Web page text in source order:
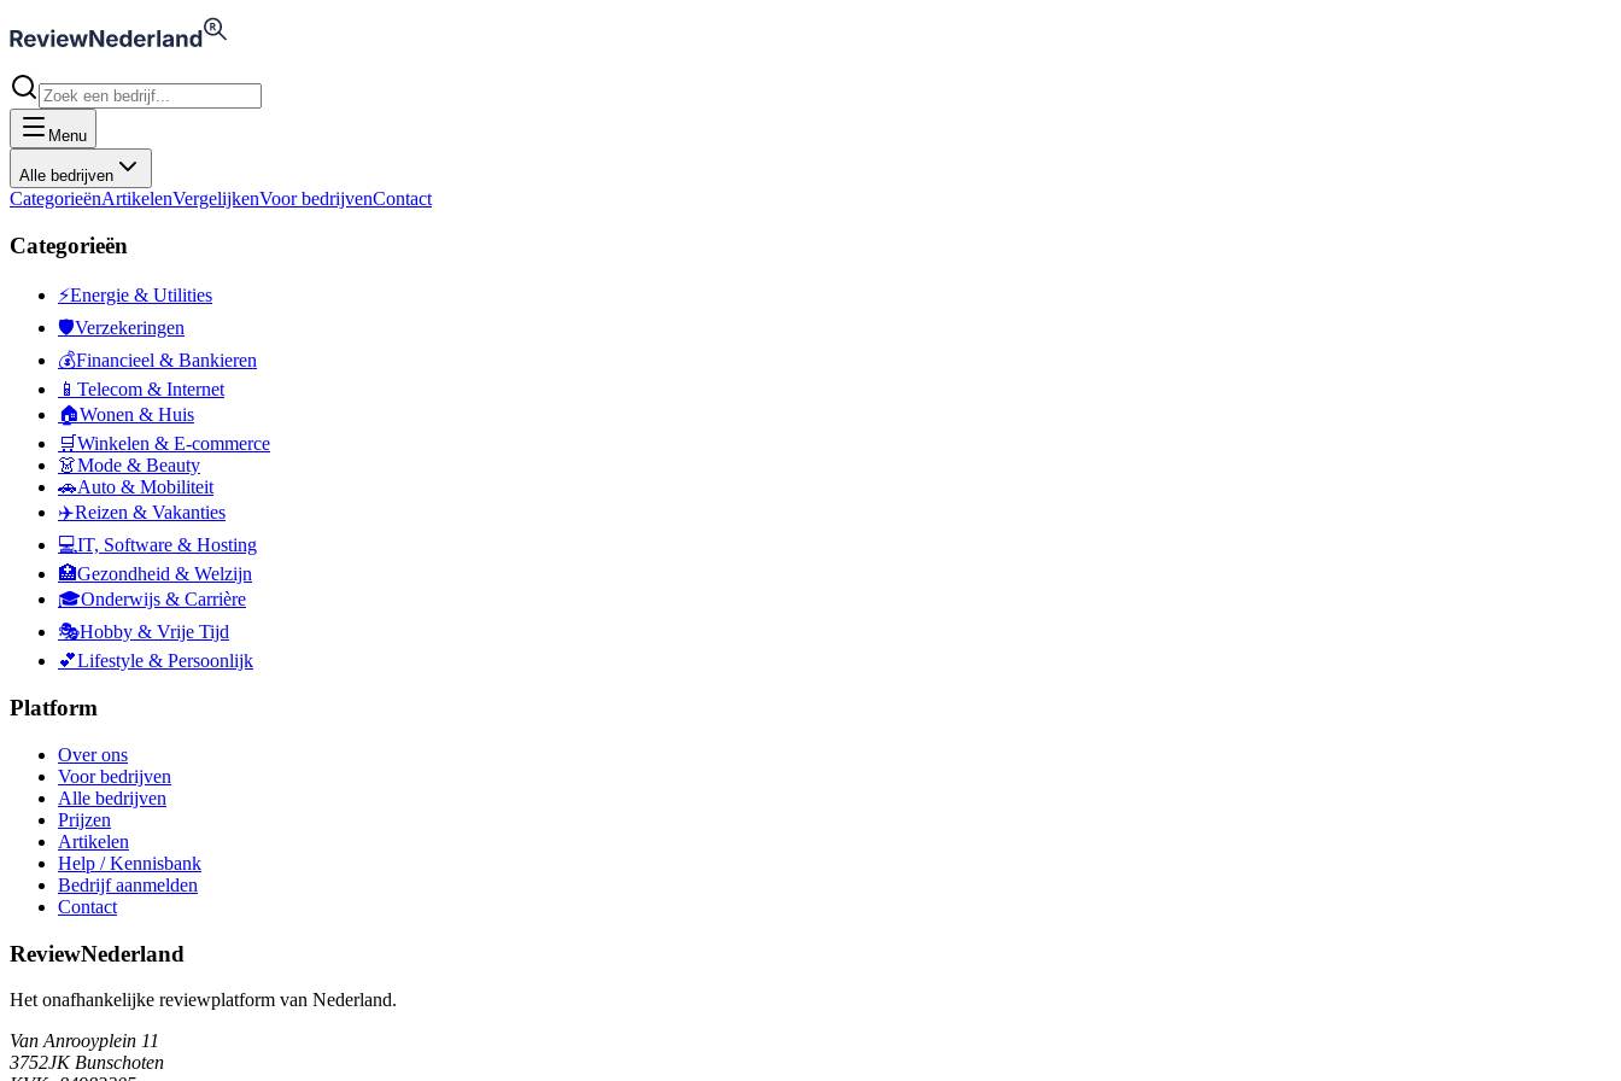
Menu
Alle bedrijven
CategorieënArtikelenVergelijkenVoor bedrijvenContact
Categorieën
⚡Energie & Utilities
🛡️Verzekeringen
💰Financieel & Bankieren
📱 Telecom & Internet
🏠Wonen & Huis
🛒Winkelen & E-commerce
👗Mode & Beauty
🚗Auto & Mobiliteit
✈️Reizen & Vakanties
💻IT, Software & Hosting
🏥Gezondheid & Welzijn
🎓Onderwijs & Carrière
🎭Hobby & Vrije Tijd
💕Lifestyle & Persoonlijk
Platform
Over ons
Voor bedrijven
Alle bedrijven
Prijzen
Artikelen
Help / Kennisbank
Bedrijf aanmelden
Contact
ReviewNederland
Het onafhankelijke reviewplatform van Nederland.
Van Anrooyplein 11
3752JK Bunschoten